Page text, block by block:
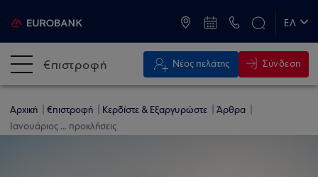
ΕΛ
€πιστροφή Νέος πελάτης Σύνδεση
Αρχική €πιστροφή Κερδίστε & Εξαργυρώστε
Άρθρα
Ιανουάριος ... προκλήσεις